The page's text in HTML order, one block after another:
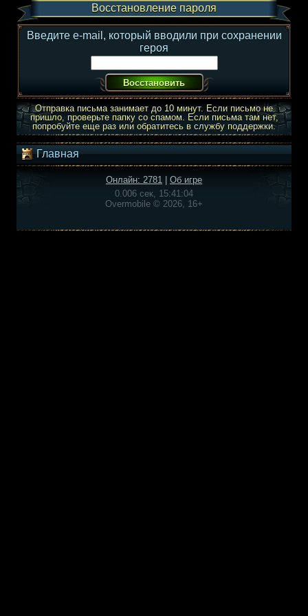
Восстановление пароля
Введите e-mail, который вводили при сохранении
героя
Отправка письма занимает до 10 минут. Если письмо не
пришло, проверьте папку со спамом. Если письма там нет,
попробуйте еще раз или обратитесь в службу поддержки.
Главная
Онлайн: 2781
Об игре
0.006 сек, 15:41:04
Overmobile © 2026, 16+